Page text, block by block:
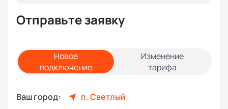
Отправьте заявку
Новое
подключение
Изменение
тарифа
Ваш город: п. Светлый